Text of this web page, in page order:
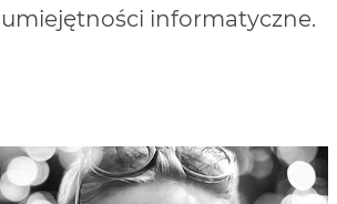
umiejętności informatyczne.